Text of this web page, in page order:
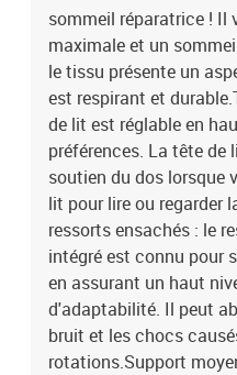
doux pour la peau : le protège-
résistant et doux pour la peau,
Remarque :Pour des raisons
retourné si l'emballage est
avec un manuel de montage
facile.Lit :Couleur :
de mélèze massif,
x 83 x 78/88 cm (L x l x
taupeMatériau : tissu (100 %
ressorts ensachés,
H)Surmatelas de lit :Couleur :
tissu (100 %
mousseDimensions : 80 x 200
contient :1 x cadre de lit1 x
surmatelas
sommeil réparatrice ! Il
maximale et un
le tissu présente un
est respirant et
de lit est réglable en
préférences. La tête
soutien du dos lorsque
lit pour lire ou regarder
ressorts ensachés : le
intégré est connu pour
en assurant un haut
d'adaptabilité. Il peut
bruit et les chocs
rotations.Support